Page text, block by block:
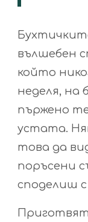
вълшебен
който
неделя, на
пържено
устата.
това да
поръсени
споделиш с
Приготвят